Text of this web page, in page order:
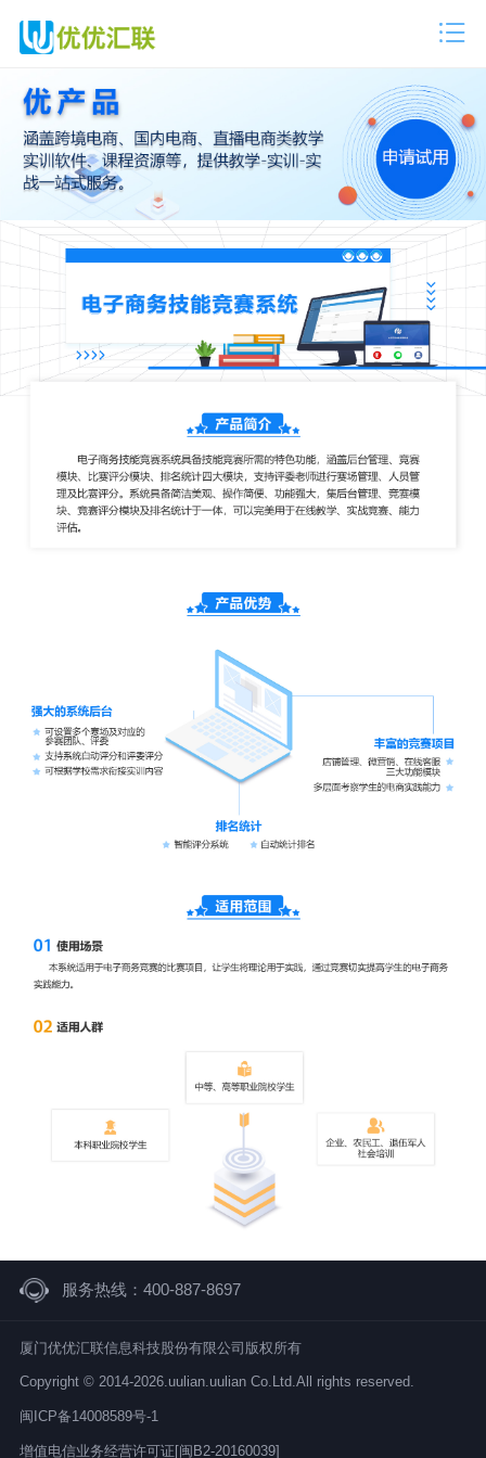
服务热线：400-887-8697
厦门优优汇联信息科技股份有限公司版权所有
Copyright © 2014-2026.uulian.uulian Co.Ltd.All rights reserved.
闽ICP备14008589号-1
增值电信业务经营许可证[闽B2-20160039]